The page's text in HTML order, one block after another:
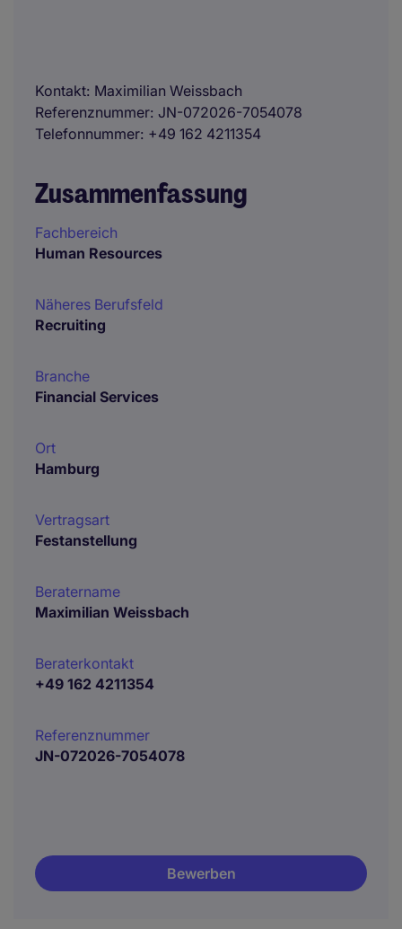
Kontakt Maximilian Weissbach
Referenznummer JN-072026-7054078
Telefonnummer +49 162 4211354
Zusammenfassung
Fachbereich
Human Resources
Näheres Berufsfeld
Recruiting
Branche
Financial Services
Ort
Hamburg
Vertragsart
Festanstellung
Beratername
Maximilian Weissbach
Beraterkontakt
+49 162 4211354
Referenznummer
JN-072026-7054078
Bewerben